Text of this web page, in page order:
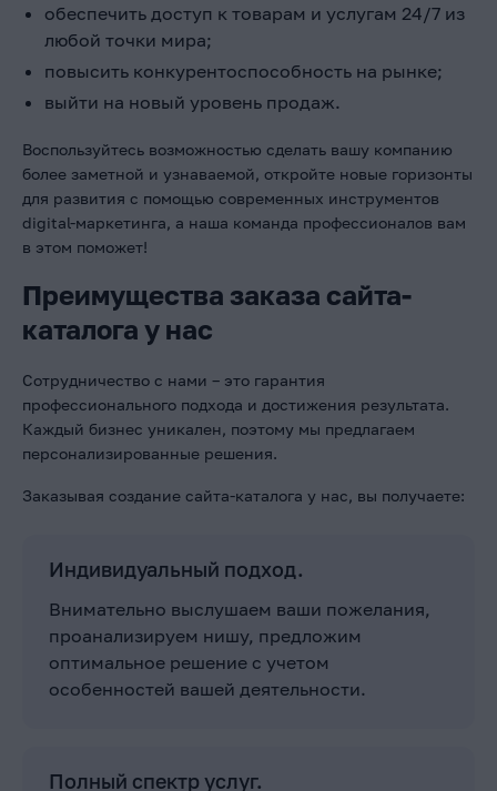
обеспечить доступ к товарам и услугам 24/7 из
любой точки мира;
повысить конкурентоспособность на рынке;
выйти на новый уровень продаж.
Воспользуйтесь возможностью сделать вашу компанию
более заметной и узнаваемой, откройте новые горизонты
для развития с помощью современных инструментов
digital-маркетинга, а наша команда профессионалов вам
в этом поможет!
Преимущества заказа сайта-
каталога у нас
Сотрудничество с нами – это гарантия
профессионального подхода и достижения результата.
Каждый бизнес уникален, поэтому мы предлагаем
персонализированные решения.
Заказывая создание сайта-каталога у нас, вы получаете:
Индивидуальный подход.
Внимательно выслушаем ваши пожелания,
проанализируем нишу, предложим
оптимальное решение с учетом
особенностей вашей деятельности.
Полный спектр услуг.